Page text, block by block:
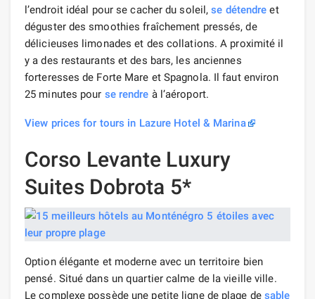
l’endroit idéal pour se cacher du soleil,se détendre et
déguster des smoothies fraîchement pressés, de
délicieuses limonades et des collations. A proximité il
y a des restaurants et des bars, les anciennes
forteresses de Forte Mare et Spagnola. Il faut environ
25 minutes pour se rendre à l’aéroport.
View prices for tours in Lazure Hotel & Marina
Corso Levante Luxury
Suites Dobrota 5*
Option élégante et moderne avec un territoire bien
pensé. Situé dans un quartier calme de la vieille ville.
Le complexe possède une petite ligne de plage de sable